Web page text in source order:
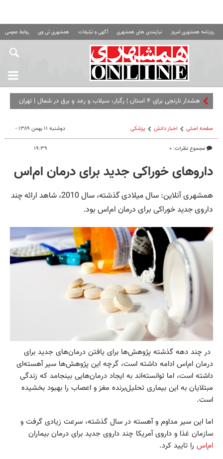
روزنامه همشهری امروز نیازمندی های همشهری آگهی و تبلیغات همشهری تی وی روابط عمومی
هشدار نارنجی برای ۴ استان | رگبار، سیلاب و رعد و برق در شمال | تهران
صفحه اصلی اخبار دانش پزشکی
مجموع نظرات: ۰
دوشنبه ۱۱ بهمن ۱۳۸۹ -
۱۹:۳۹
داروهای خوراکی جدید برای درمان ام‌اس
همشهری آنلاین: سال میلادی گذشته، سال 2010، شاهد ارائه چند
داروی جدید خوراکی برای درمان ام‌اس بود.
در چند دهه گذشته پژوهش‌ها برای یافتن درمان‌های جدید برای
درمان ام‌اس ادامه داشته است، گرچه این پژوهش‌ها سیر آهسته‌ای
داشته است، اما توانسته‌اند به ایجاد درمان‌هایی بینجامد که زندگی
مبتلایان به این بیماری تحلیل‌برنده مغز و اعصاب را بهبود بخشیده
است.
اما این سیر مداوم و آهسته در سال گذشته، سرعت زیادی گرفت و
سازمان غذا و داروی آمریکا چند داروی جدید برای درمان بیماران
ام‌اس را تایید کرد.